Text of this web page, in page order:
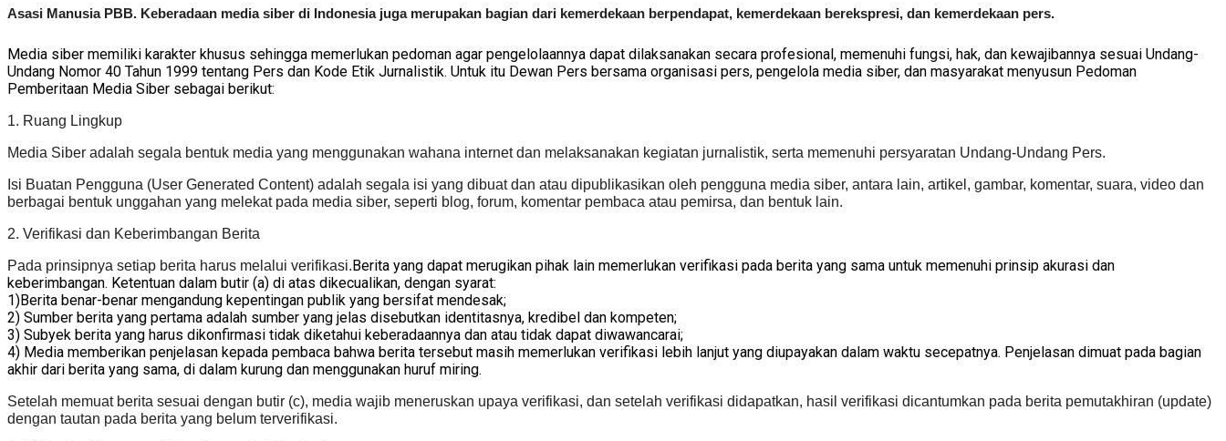
Asasi Manusia PBB. Keberadaan media siber di Indonesia juga merupakan bagian dari kemerdekaan berpendapat, kemerdekaan berekspresi, dan kemerdekaan pers.
Media siber memiliki karakter khusus sehingga memerlukan pedoman agar pengelolaannya dapat dilaksanakan secara profesional, memenuhi fungsi, hak, dan kewajibannya sesuai Undang-
Undang Nomor 40 Tahun 1999 tentang Pers dan Kode Etik Jurnalistik. Untuk itu Dewan Pers bersama organisasi pers, pengelola media siber, dan masyarakat menyusun Pedoman
Pemberitaan Media Siber sebagai berikut:
1. Ruang Lingkup
Media Siber adalah segala bentuk media yang menggunakan wahana internet dan melaksanakan kegiatan jurnalistik, serta memenuhi persyaratan Undang-Undang Pers.
Isi Buatan Pengguna (User Generated Content) adalah segala isi yang dibuat dan atau dipublikasikan oleh pengguna media siber, antara lain, artikel, gambar, komentar, suara, video dan
berbagai bentuk unggahan yang melekat pada media siber, seperti blog, forum, komentar pembaca atau pemirsa, dan bentuk lain.
2. Verifikasi dan Keberimbangan Berita
Pada prinsipnya setiap berita harus melalui verifikasi.Berita yang dapat merugikan pihak lain memerlukan verifikasi pada berita yang sama untuk memenuhi prinsip akurasi dan
keberimbangan. Ketentuan dalam butir (a) di atas dikecualikan, dengan syarat:
1)Berita benar-benar mengandung kepentingan publik yang bersifat mendesak;
2) Sumber berita yang pertama adalah sumber yang jelas disebutkan identitasnya, kredibel dan kompeten;
3) Subyek berita yang harus dikonfirmasi tidak diketahui keberadaannya dan atau tidak dapat diwawancarai;
4) Media memberikan penjelasan kepada pembaca bahwa berita tersebut masih memerlukan verifikasi lebih lanjut yang diupayakan dalam waktu secepatnya. Penjelasan dimuat pada bagian
akhir dari berita yang sama, di dalam kurung dan menggunakan huruf miring.
Setelah memuat berita sesuai dengan butir (c), media wajib meneruskan upaya verifikasi, dan setelah verifikasi didapatkan, hasil verifikasi dicantumkan pada berita pemutakhiran (update)
dengan tautan pada berita yang belum terverifikasi.